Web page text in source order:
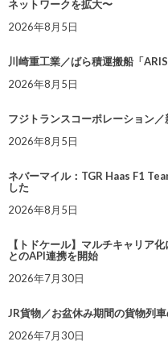
ネットワークを拡大〜
2026年8月5日
川崎重工業／ばら積運搬船「
2026年8月5日
フジトランスコーポレーション
2026年8月5日
ネバーマイル：TGR Haas F1
した
2026年8月5日
【トドケール】マルチキャリア
とのAPI連携を開始
2026年7月30日
JR貨物／お盆休み期間の貨物列
2026年7月30日